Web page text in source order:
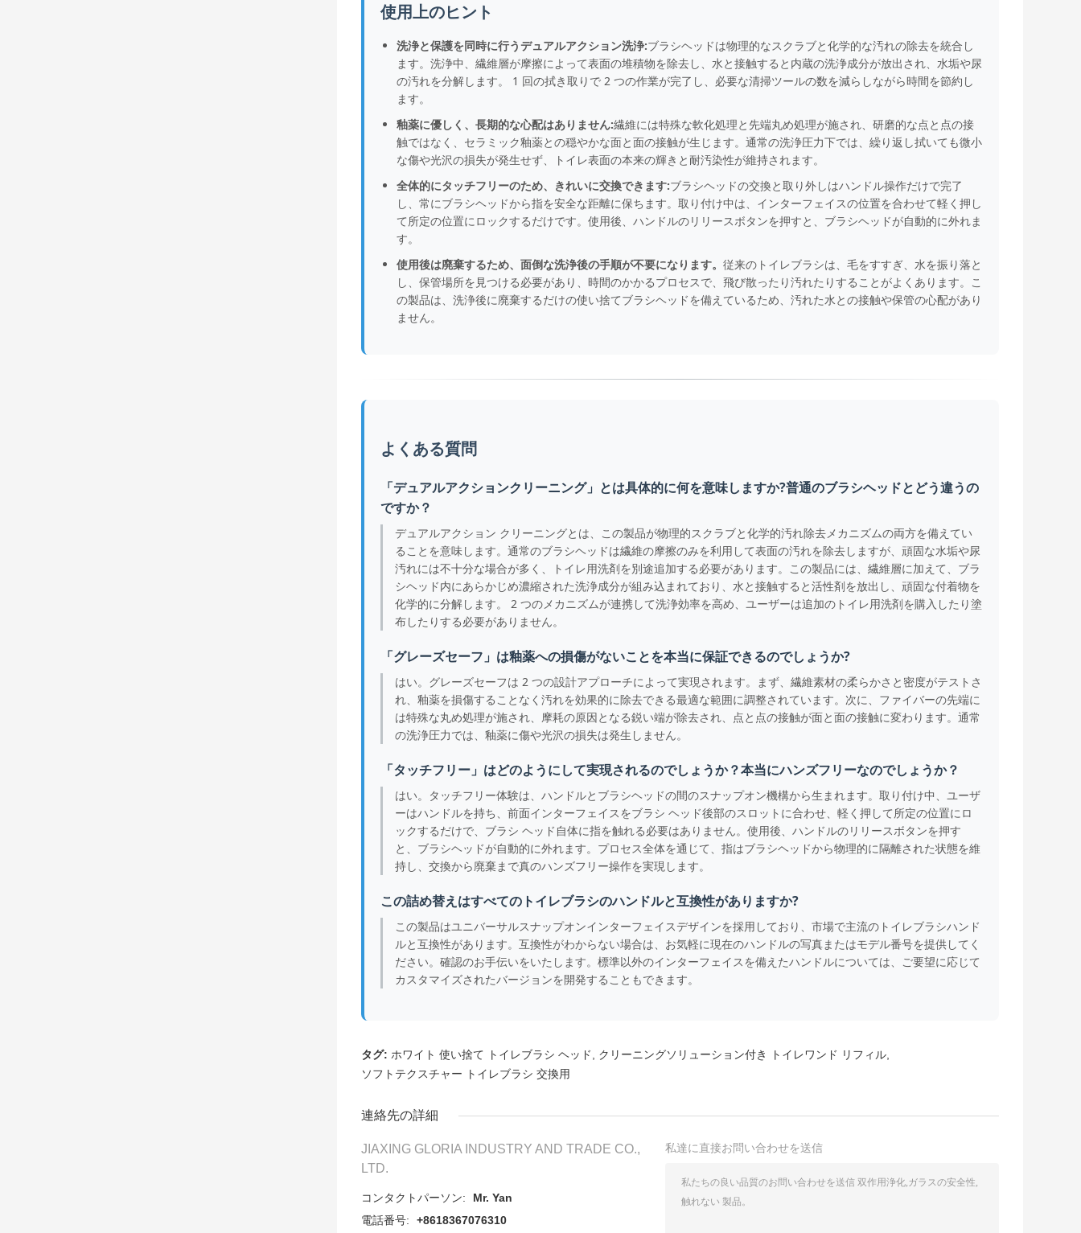
使用上のヒント
洗浄と保護を同時に行うデュアルアクション洗浄:ブラシヘッドは物理的なスクラブと化学的な汚れの除去を統合し
ます。洗浄中、繊維層が摩擦によって表面の堆積物を除去し、水と接触すると内蔵の洗浄成分が放出され、水垢や尿
の汚れを分解します。 1 回の拭き取りで 2 つの作業が完了し、必要な清掃ツールの数を減らしながら時間を節約し
ます。
釉薬に優しく、長期的な心配はありません:繊維には特殊な軟化処理と先端丸め処理が施され、研磨的な点と点の接
触ではなく、セラミック釉薬との穏やかな面と面の接触が生じます。通常の洗浄圧力下では、繰り返し拭いても微小
な傷や光沢の損失が発生せず、トイレ表面の本来の輝きと耐汚染性が維持されます。
全体的にタッチフリーのため、きれいに交換できます:ブラシヘッドの交換と取り外しはハンドル操作だけで完了
し、常にブラシヘッドから指を安全な距離に保ちます。取り付け中は、インターフェイスの位置を合わせて軽く押し
て所定の位置にロックするだけです。使用後、ハンドルのリリースボタンを押すと、ブラシヘッドが自動的に外れま
す。
使用後は廃棄するため、面倒な洗浄後の手順が不要になります。 従来のトイレブラシは、毛をすすぎ、水を振り落と
し、保管場所を見つける必要があり、時間のかかるプロセスで、飛び散ったり汚れたりすることがよくあります。こ
の製品は、洗浄後に廃棄するだけの使い捨てブラシヘッドを備えているため、汚れた水との接触や保管の心配があり
ません。
よくある質問
「デュアルアクションクリーニング」とは具体的に何を意味しますか?普通のブラシヘッドとどう違うの
ですか？
デュアルアクション クリーニングとは、この製品が物理的スクラブと化学的汚れ除去メカニズムの両方を備えてい
ることを意味します。通常のブラシヘッドは繊維の摩擦のみを利用して表面の汚れを除去しますが、頑固な水垢や尿
汚れには不十分な場合が多く、トイレ用洗剤を別途追加する必要があります。この製品には、繊維層に加えて、ブラ
シヘッド内にあらかじめ濃縮された洗浄成分が組み込まれており、水と接触すると活性剤を放出し、頑固な付着物を
化学的に分解します。 2 つのメカニズムが連携して洗浄効率を高め、ユーザーは追加のトイレ用洗剤を購入したり塗
布したりする必要がありません。
「グレーズセーフ」は釉薬への損傷がないことを本当に保証できるのでしょうか?
はい。グレーズセーフは 2 つの設計アプローチによって実現されます。まず、繊維素材の柔らかさと密度がテストさ
れ、釉薬を損傷することなく汚れを効果的に除去できる最適な範囲に調整されています。次に、ファイバーの先端に
は特殊な丸め処理が施され、摩耗の原因となる鋭い端が除去され、点と点の接触が面と面の接触に変わります。通常
の洗浄圧力では、釉薬に傷や光沢の損失は発生しません。
「タッチフリー」はどのようにして実現されるのでしょうか？本当にハンズフリーなのでしょうか？
はい。タッチフリー体験は、ハンドルとブラシヘッドの間のスナップオン機構から生まれます。取り付け中、ユーザ
ーはハンドルを持ち、前面インターフェイスをブラシ ヘッド後部のスロットに合わせ、軽く押して所定の位置にロ
ックするだけで、ブラシ ヘッド自体に指を触れる必要はありません。使用後、ハンドルのリリースボタンを押す
と、ブラシヘッドが自動的に外れます。プロセス全体を通じて、指はブラシヘッドから物理的に隔離された状態を維
持し、交換から廃棄まで真のハンズフリー操作を実現します。
この詰め替えはすべてのトイレブラシのハンドルと互換性がありますか?
この製品はユニバーサルスナップオンインターフェイスデザインを採用しており、市場で主流のトイレブラシハンド
ルと互換性があります。互換性がわからない場合は、お気軽に現在のハンドルの写真またはモデル番号を提供してく
ださい。確認のお手伝いをいたします。標準以外のインターフェイスを備えたハンドルについては、ご要望に応じて
カスタマイズされたバージョンを開発することもできます。
タグ: ホワイト 使い捨て トイレブラシ ヘッド, クリーニングソリューション付き トイレワンド リフィル,
ソフトテクスチャー トイレブラシ 交換用
連絡先の詳細
JIAXING GLORIA INDUSTRY AND TRADE CO.,
LTD.
コンタクトパーソン:
Mr. Yan
電話番号:
+8618367076310
私達に直接お問い合わせを送信